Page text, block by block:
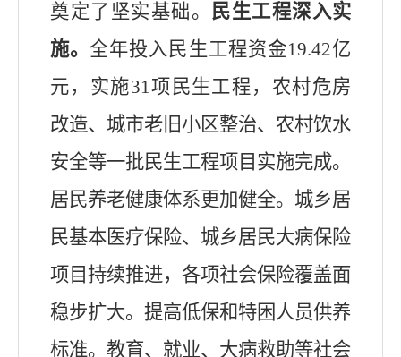
奠定了坚实基础。 民生工程深入实
施。全年投入民生工程资金19.42亿
元，实施31项民生工程，农村危房
改造、城市老旧小区整治、 农村饮水
安全等一批民生工程项目实施完成。
居民养老健康体系更加健全。城乡居
民基本医疗保险、城乡居民大病保险
项目持续推进，各项社会保险覆盖面
稳步扩大。提高低保和特困人员供养
标准。教育、就业、大病救助等社会